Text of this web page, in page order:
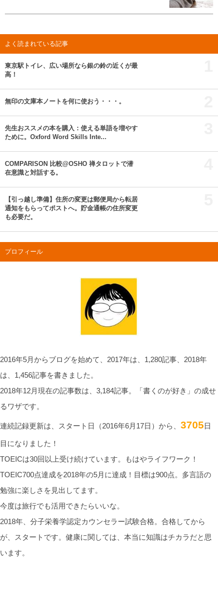
よく読まれている記事
東京駅トイレ、広い場所なら銀の鈴の近くが最
高！
無印の文庫本ノートを何に使おう・・・。
先生おススメの本を購入：使える単語を増やす
ために。Oxford Word Skills Inte...
COMPARISON 比較@OSHO 禅タロットで潜
在意識と対話する。
【引っ越し準備】住所の変更は郵便局から転居
通知をもらってポストへ。貯金通帳の住所変更
も必要だ。
プロフィール
2016年5月からブログを始めて、2017年は、1,280記事、2018年
は、1,456記事を書きました。
2018年12月現在の記事数は、3,184記事。「書くのが好き」の成せ
るワザです。
連続記録更新は、スタート日（2016年6月17日）から、 3705日
目になりました！
TOEICは30回以上受け続けています。もはやライフワーク！
TOEIC700点達成を2018年の5月に達成！目標は900点。多言語の
勉強に楽しさを見出してます。
今度は旅行でも活用できたらいいな。
2018年、分子栄養学認定カウンセラー試験合格。合格してから
が、スタートです。健康に関しては、本当に知識はチカラだと思
います。